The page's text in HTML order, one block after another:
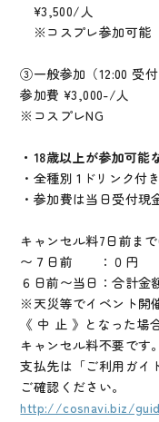
¥3,500/人
※コスプレ参加可能
③一般参加（12:00 受付
参加費 ¥3,000-/人
※コスプレNG
・18歳以上が参加可能
・全種別 1ドリンク付き
・参加費は当日受付現
キャンセル料7日前ま
〜７日前 ：０円
６日前〜当日：合計金
※天災等でイベント開
《 中 止 》となった場
キャンセル料不要です。
支払先は「ご利用ガイ
ご確認ください。
http://cosnavi.biz/